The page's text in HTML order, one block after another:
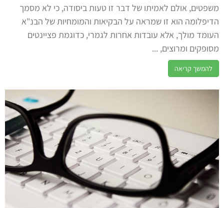
משפטים, אולם לאמיתו של דבר זו טעות ביסודה, כי לא מסמך
הדיפלומה הוא זו שמראה על הבקיאות והמומחיות של הבנ"א
העומד מולך, אלא עובדות אחרות לגמרי, כדוגמת פציינטים
מסופקים ומרוצים, ...
להמשך קריאה